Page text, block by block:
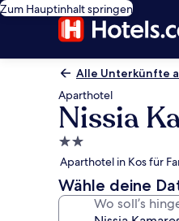
Zum Hauptinhalt springen
Alle Unterkünfte
Aparthotel
Nissia
2.0-
Sterne-
Unterkunft
Aparthotel in Kos für
Wähle deine
Wo soll’s